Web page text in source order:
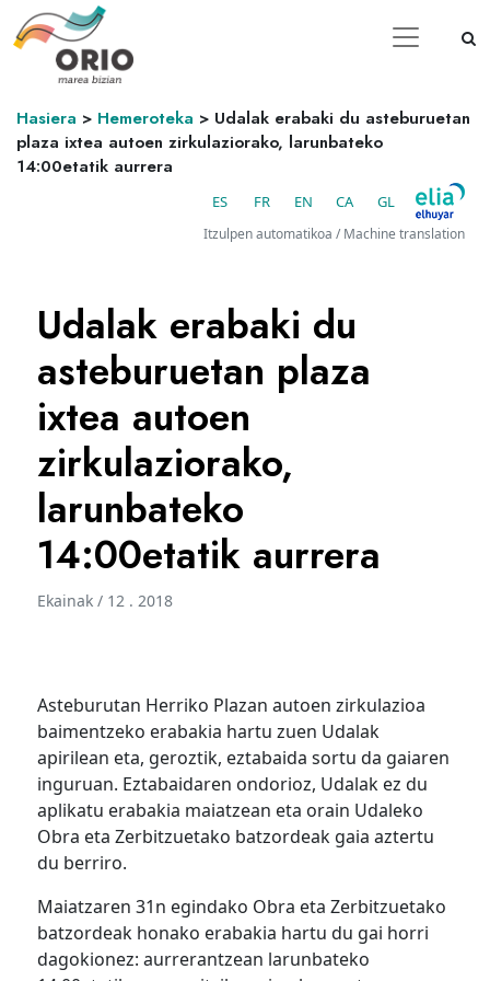
Hasiera > Hemeroteka > Udalak erabaki du asteburuetan
plaza ixtea autoen zirkulaziorako, larunbateko
14:00etatik aurrera
ES FR EN CA GL
Itzulpen automatikoa / Machine translation
Udalak erabaki du
asteburuetan plaza
ixtea autoen
zirkulaziorako,
larunbateko
14:00etatik aurrera
Ekainak / 12 . 2018
Asteburutan Herriko Plazan autoen zirkulazioa
baimentzeko erabakia hartu zuen Udalak
apirilean eta, geroztik, eztabaida sortu da gaiaren
inguruan. Eztabaidaren ondorioz, Udalak ez du
aplikatu erabakia maiatzean eta orain Udaleko
Obra eta Zerbitzuetako batzordeak gaia aztertu
du berriro.
Maiatzaren 31n egindako Obra eta Zerbitzuetako
batzordeak honako erabakia hartu du gai horri
dagokionez: aurrerantzean larunbateko